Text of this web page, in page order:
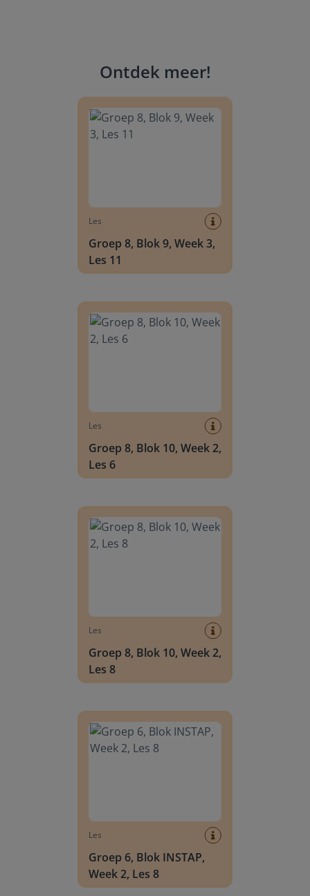
Ontdek meer!
Les
Groep 8, Blok 9, Week 3,
Les 11
Les
Groep 8, Blok 10, Week 2,
Les 6
Les
Groep 8, Blok 10, Week 2,
Les 8
Les
Groep 6, Blok INSTAP,
Week 2, Les 8